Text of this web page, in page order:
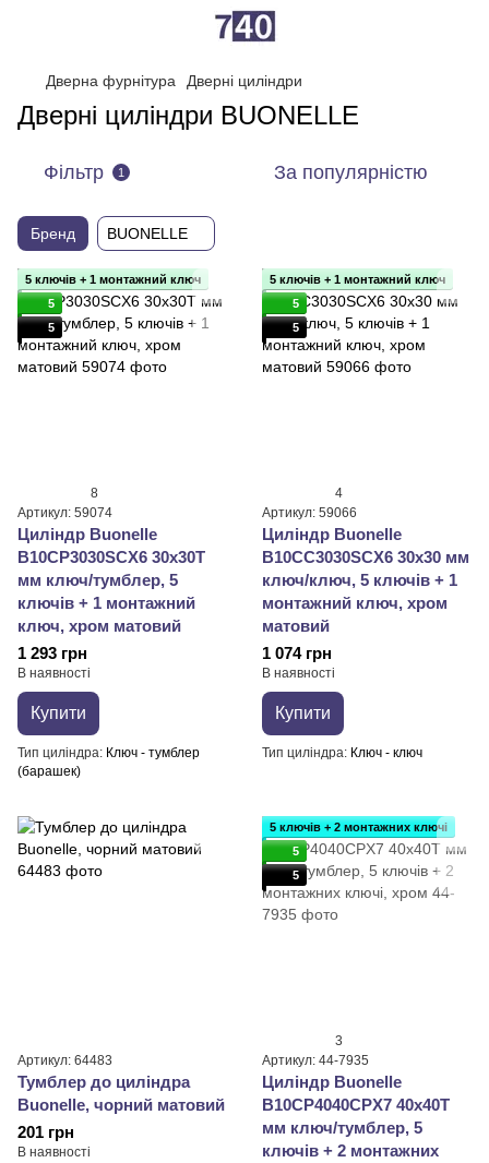
Дверна фурнітура Дверні циліндри
Дверні циліндри BUONELLE
Фільтр 1 За популярністю
Бренд BUONELLE
5 ключів + 1 монтажний ключ
5
5
8
Артикул: 59074
Циліндр Buonellе
B10CP3030SCX6 30x30T
мм ключ/тумблер, 5
ключів + 1 монтажний
ключ, xром матовий
1 293 грн
В наявності
Купити
Тип циліндра Ключ - тумблер
(барашек)
5 ключів + 1 монтажний ключ
5
5
4
Артикул: 59066
Циліндр Buonellе
B10CC3030SCX6 30x30 мм
ключ/ключ, 5 ключів + 1
монтажний ключ, xром
матовий
1 074 грн
В наявності
Купити
Тип циліндра Ключ - ключ
Артикул: 64483
Тумблер до циліндра
Buonelle, чорний матовий
201 грн
В наявності
5 ключів + 2 монтажних ключі
5
5
3
Артикул: 44-7935
Циліндр Buonellе
B10CP4040CPX7 40x40T
мм ключ/тумблер, 5
ключів + 2 монтажних